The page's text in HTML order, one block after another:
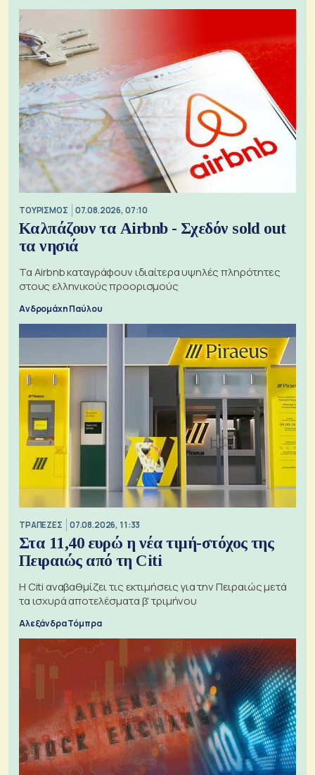
ΤΟΥΡΙΣΜΟΣ 07.08.2026, 07:10
Καλπάζουν τα Airbnb - Σχεδόν sold out
τα νησιά
Τα Airbnb καταγράφουν ιδιαίτερα υψηλές πληρότητες
στους ελληνικούς προορισμούς
Ανδρομάχη Παύλου
ΤΡΑΠΕΖΕΣ 07.08.2026, 11:33
Στα 11,40 ευρώ η νέα τιμή-στόχος της
Πειραιώς από τη Citi
Η Citi αναβαθμίζει τις εκτιμήσεις για την Πειραιώς μετά
τα ισχυρά αποτελέσματα β' τριμήνου
Αλεξάνδρα Τόμπρα